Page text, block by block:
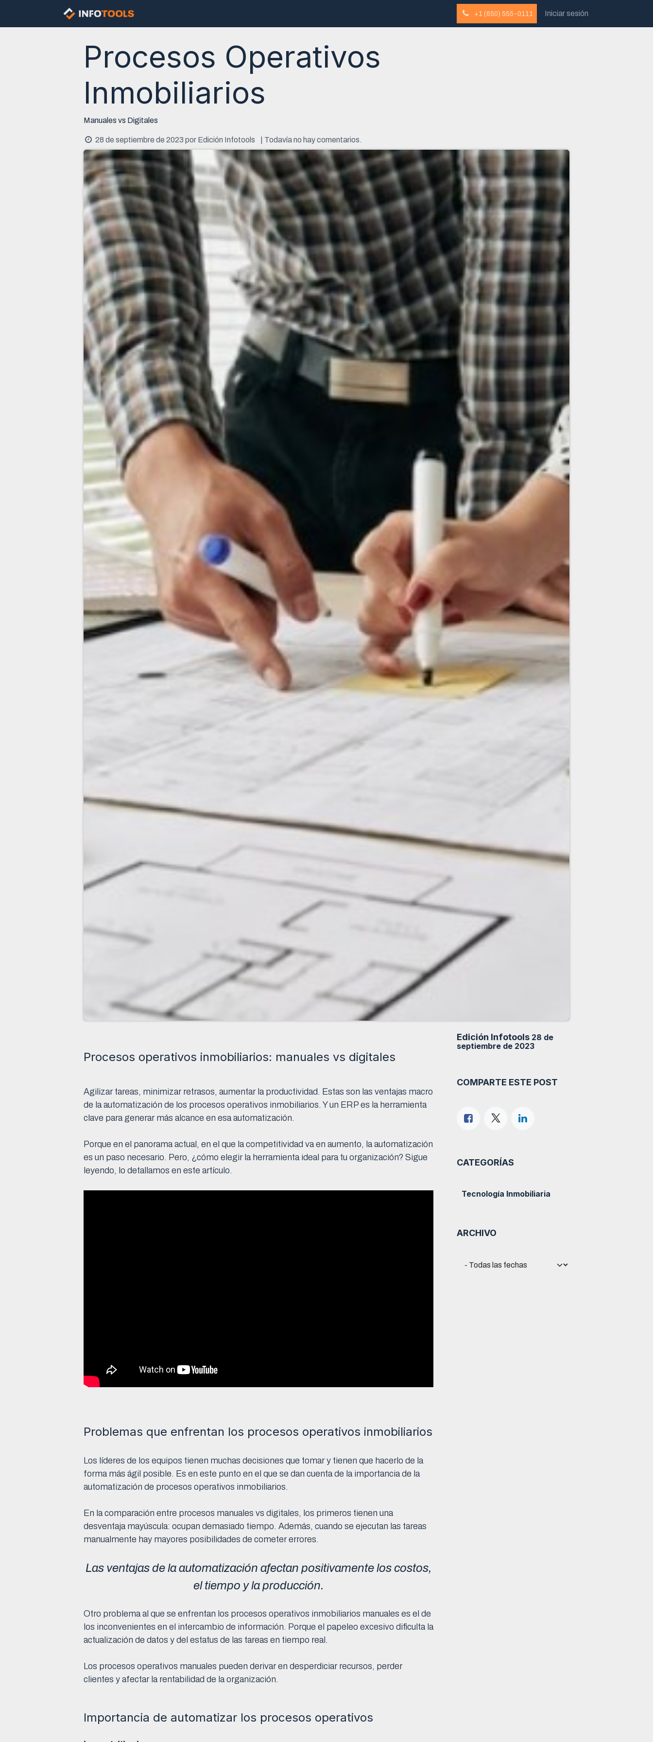
+1 (650) 555-0111 Iniciar sesión
Procesos Operativos
Inmobiliarios
Manuales vs Digitales
28 de septiembre de 2023 por Edición Infotools | Todavía no hay comentarios.
Procesos operativos inmobiliarios: manuales vs digitales
Agilizar tareas, minimizar retrasos, aumentar la productividad. Estas son las ventajas macro
de la automatización de los procesos operativos inmobiliarios. Y un ERP es la herramienta
clave para generar más alcance en esa automatización.
Porque en el panorama actual, en el que la competitividad va en aumento, la automatización
es un paso necesario. Pero, ¿cómo elegir la herramienta ideal para tu organización? Sigue
leyendo, lo detallamos en este artículo.
Problemas que enfrentan los procesos operativos inmobiliarios
Los líderes de los equipos tienen muchas decisiones que tomar y tienen que hacerlo de la
forma más ágil posible. Es en este punto en el que se dan cuenta de la importancia de la
automatización de procesos operativos inmobiliarios.
En la comparación entre procesos manuales vs digitales, los primeros tienen una
desventaja mayúscula: ocupan demasiado tiempo. Además, cuando se ejecutan las tareas
manualmente hay mayores posibilidades de cometer errores.
Las ventajas de la automatización afectan positivamente los costos,
el tiempo y la producción.
Otro problema al que se enfrentan los procesos operativos inmobiliarios manuales es el de
los inconvenientes en el intercambio de información. Porque el papeleo excesivo dificulta la
actualización de datos y del estatus de las tareas en tiempo real.
Los procesos operativos manuales pueden derivar en desperdiciar recursos, perder
clientes y afectar la rentabilidad de la organización.
Importancia de automatizar los procesos operativos
Edición Infotools 28 de
septiembre de 2023
COMPARTE ESTE POST
CATEGORÍAS
Tecnología Inmobiliaria
ARCHIVO